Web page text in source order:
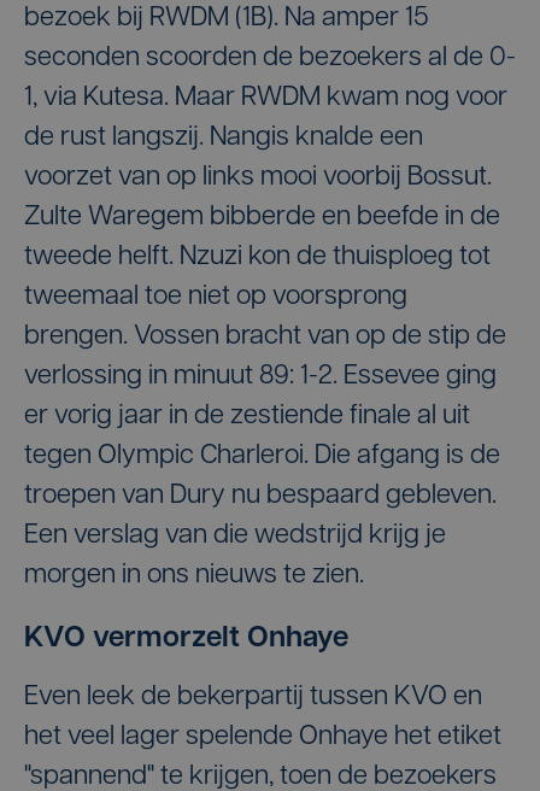
bezoek bij RWDM (1B). Na amper 15
seconden scoorden de bezoekers al de 0-
1, via Kutesa. Maar RWDM kwam nog voor
de rust langszij. Nangis knalde een
voorzet van op links mooi voorbij Bossut.
Zulte Waregem bibberde en beefde in de
tweede helft. Nzuzi kon de thuisploeg tot
tweemaal toe niet op voorsprong
brengen. Vossen bracht van op de stip de
verlossing in minuut 89: 1-2. Essevee ging
er vorig jaar in de zestiende finale al uit
tegen Olympic Charleroi. Die afgang is de
troepen van Dury nu bespaard gebleven.
Een verslag van die wedstrijd krijg je
morgen in ons nieuws te zien.
KVO vermorzelt Onhaye
Even leek de bekerpartij tussen KVO en
het veel lager spelende Onhaye het etiket
"spannend" te krijgen, toen de bezoekers